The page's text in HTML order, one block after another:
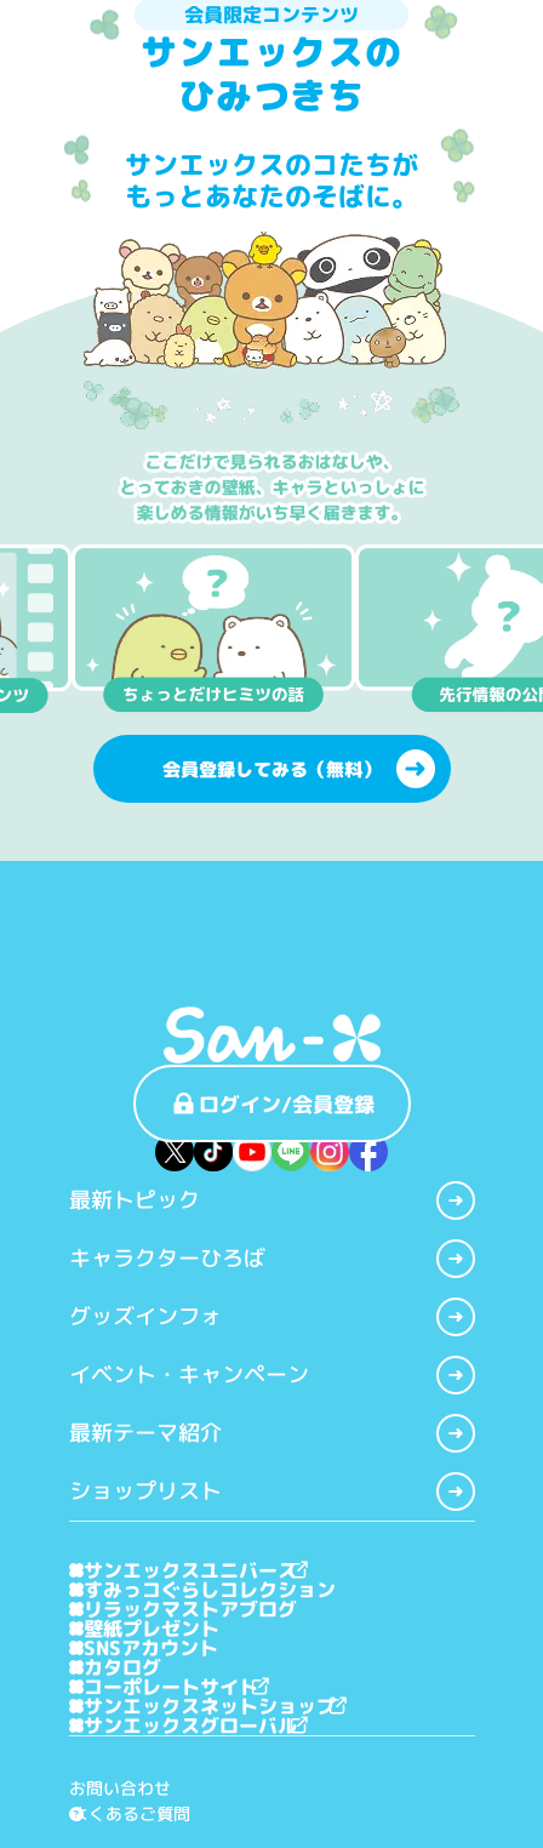
会員限定コンテンツ
サンエックスの
ひみつきち
サンエックスのコたちが
もっとあなたのそばに。
会員登録してみる（無料）
ログイン/会員登録
最新トピック
キャラクターひろば
グッズインフォ
イベント・キャンペーン
最新テーマ紹介
ショップリスト
サンエックスユニバース
すみっコぐらしコレクション
リラックマストアブログ
壁紙プレゼント
SNSアカウント
カタログ
コーポレートサイト
サンエックスネットショップ
サンエックスグローバル
お問い合わせ
?
よくあるご質問